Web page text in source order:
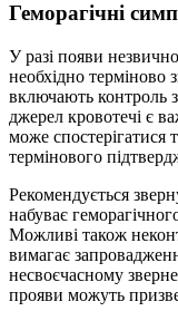
Геморагічні
У разі появи
необхідно терміново
включають контроль
джерел кровотечі є
може
термінового
Рекомендується
набуває
Можливі також
вимагає
несвоєчасному
прояви можуть